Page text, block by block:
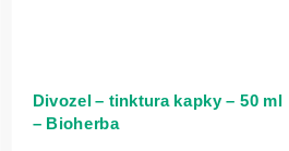
Divozel – tinktura kapky – 50 ml
– Bioherba